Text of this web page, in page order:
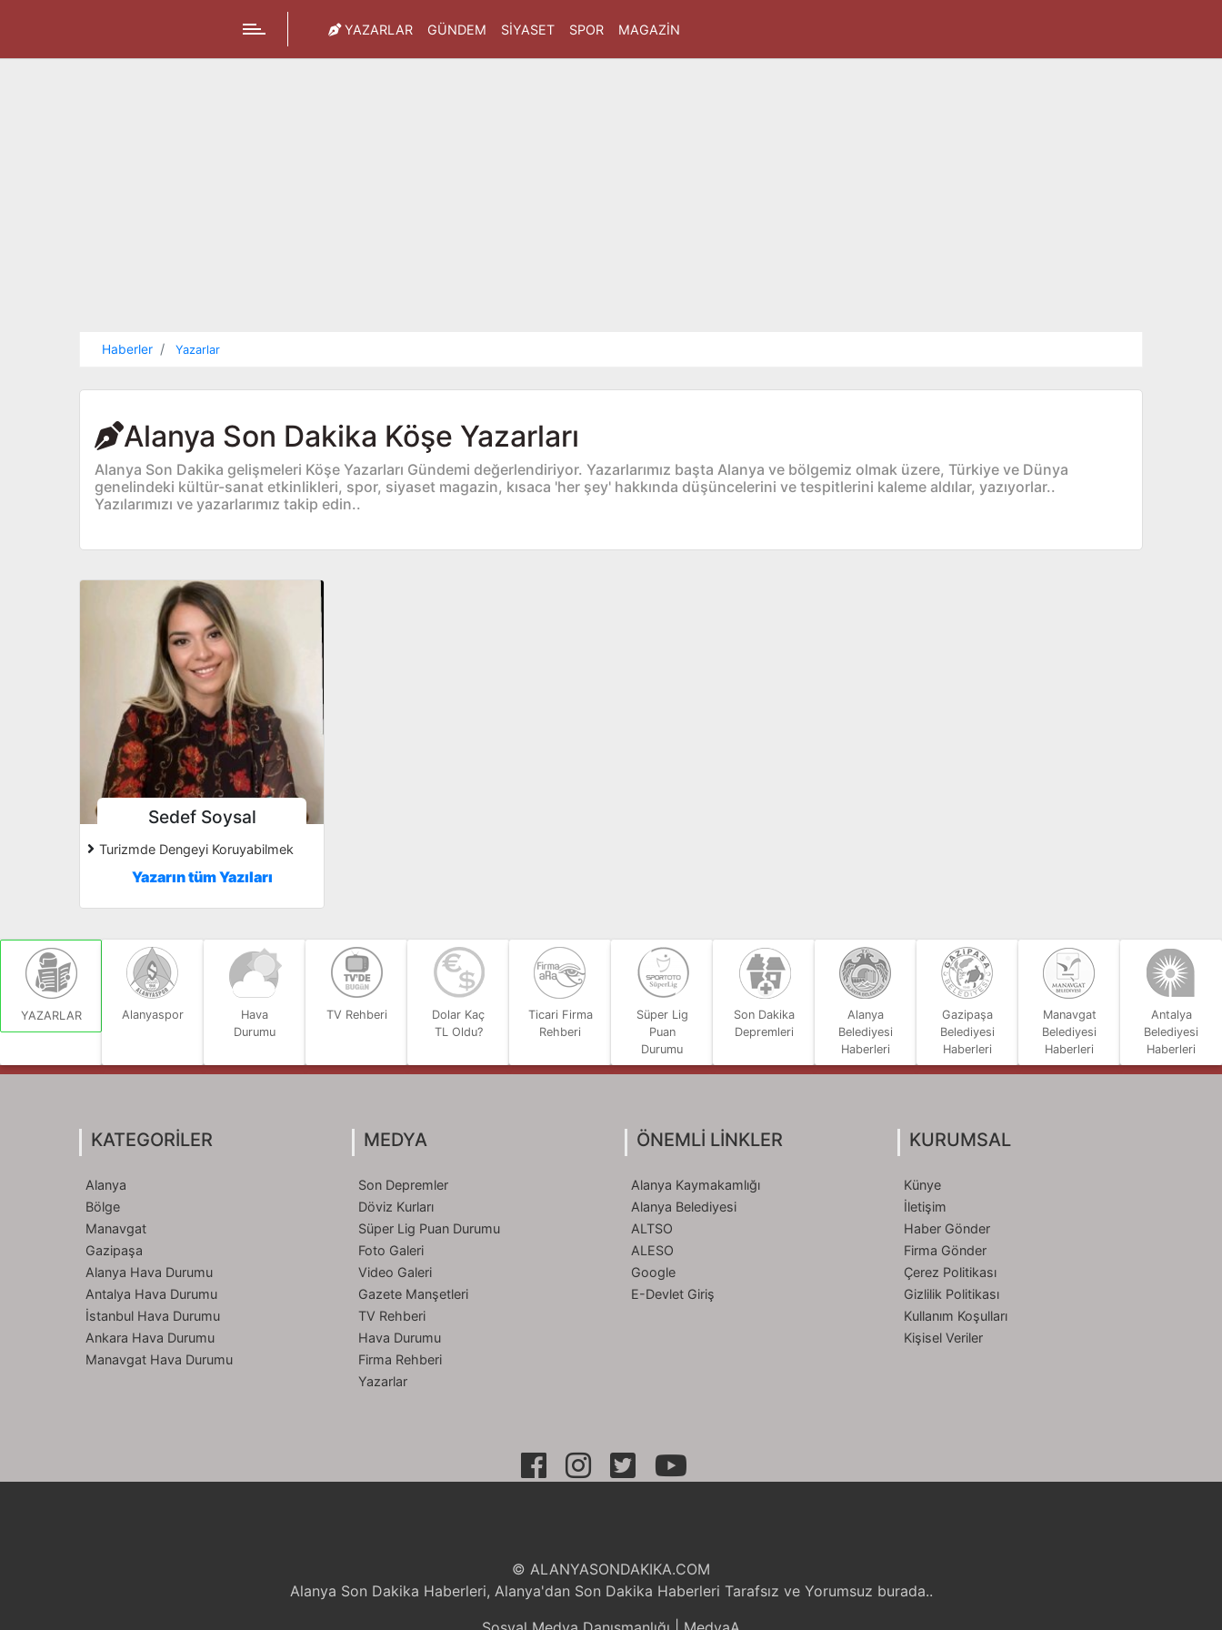
YAZARLAR GÜNDEM SIYASET SPOR MAGAZIN
Haberler Yazarlar
Alanya Son Dakika Köşe Yazarları
Alanya Son Dakika gelişmeleri Köşe Yazarları Gündemi değerlendiriyor. Yazarlarımız başta Alanya ve bölgemiz olmak üzere, Türkiye ve Dünya
genelindeki kültür-sanat etkinlikleri, spor, siyaset magazin, kısaca 'her şey' hakkında düşüncelerini ve tespitlerini kaleme aldılar, yazıyorlar..
Yazılarımızı ve yazarlarımız takip edin..
Sedef Soysal
Turizmde Dengeyi Koruyabilmek
Yazarın tüm Yazıları
YAZARLAR Alanyaspor
Hava
Durumu
TV Rehberi
Dolar Kaç
TL Oldu?
Ticari Firma
Rehberi
Süper Lig
Puan
Durumu
Son Dakika
Depremleri
Alanya
Belediyesi
Haberleri
Gazipaşa
Belediyesi
Haberleri
Manavgat
Belediyesi
Haberleri
Antalya
Belediyesi
Haberleri
KATEGORİLER
Alanya
Bölge
Manavgat
Gazipaşa
Alanya Hava Durumu
Antalya Hava Durumu
İstanbul Hava Durumu
Ankara Hava Durumu
Manavgat Hava Durumu
MEDYA
Son Depremler
Döviz Kurları
Süper Lig Puan Durumu
Foto Galeri
Video Galeri
Gazete Manşetleri
TV Rehberi
Hava Durumu
Firma Rehberi
Yazarlar
ÖNEMLİ LİNKLER
Alanya Kaymakamlığı
Alanya Belediyesi
ALTSO
ALESO
Google
E-Devlet Giriş
KURUMSAL
Künye
İletişim
Haber Gönder
Firma Gönder
Çerez Politikası
Gizlilik Politikası
Kullanım Koşulları
Kişisel Veriler
© ALANYASONDAKIKA.COM
Alanya Son Dakika Haberleri, Alanya'dan Son Dakika Haberleri Tarafsız ve Yorumsuz burada..